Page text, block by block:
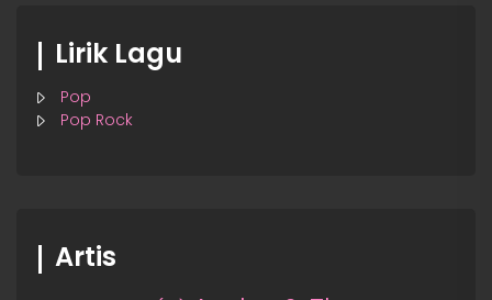
Lirik Lagu
Pop
Pop Rock
Artis